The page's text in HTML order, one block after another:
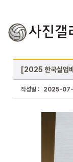
[2025 한국실업
작성일 : 2025-